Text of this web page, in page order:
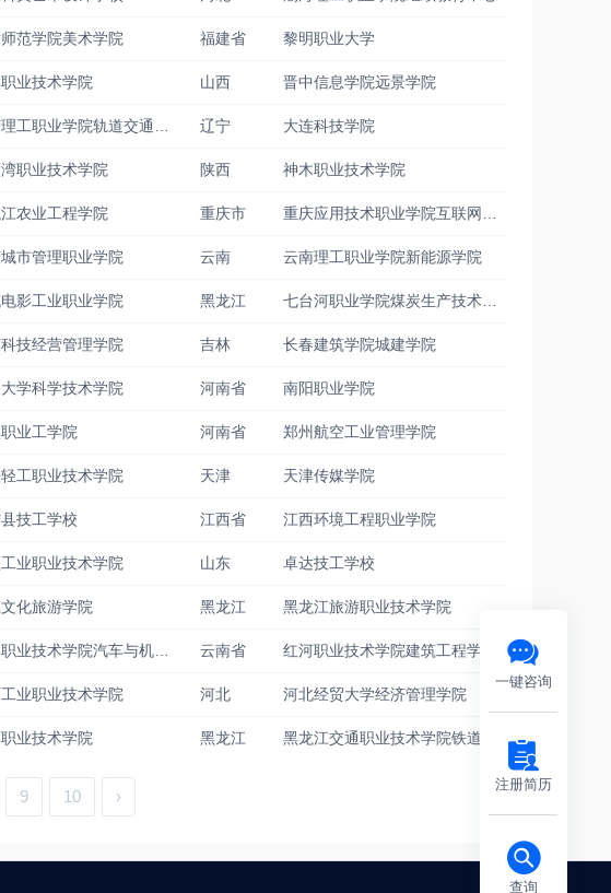
范学院美术学院 福建省 黎明职业大学
业技术学院 山西 晋中信息学院远景学院
辽宁 大连科技学院
职业技术学院 陕西 神木职业技术学院
农业工程学院 重庆市
市管理职业学院 云南 云南理工职业学院新能源学院
影工业职业学院 黑龙江
技经营管理学院 吉林 长春建筑学院城建学院
学科学技术学院 河南省 南阳职业学院
业工学院 河南省 郑州航空工业管理学院
工职业技术学院 天津 天津传媒学院
技工学校 江西省 江西环境工程职业学院
业职业技术学院 山东 卓达技工学校
化旅游学院 黑龙江 黑龙江旅游职业技术学院
云南省 红河职业技术学院建筑工程学院
业职业技术学院 河北 河北经贸大学经济管理学院
业技术学院 黑龙江
9 10 ›
一键咨询
注册简历
查询